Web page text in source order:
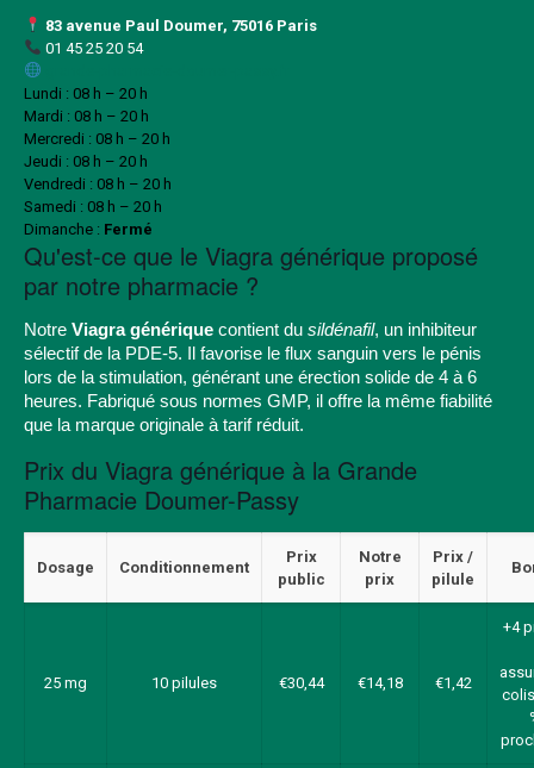
83 avenue Paul Doumer, 75016 Paris
01 45 25 20 54
Lundi : 08 h – 20 h
Mardi : 08 h – 20 h
Mercredi : 08 h – 20 h
Jeudi : 08 h – 20 h
Vendredi : 08 h – 20 h
Samedi : 08 h – 20 h
Dimanche : Fermé
Qu'est-ce que le Viagra générique proposé
par notre pharmacie ?
Notre Viagra générique contient du sildénafil, un inhibiteur
sélectif de la PDE-5. Il favorise le flux sanguin vers le pénis
lors de la stimulation, générant une érection solide de 4 à 6
heures. Fabriqué sous normes GMP, il offre la même fiabilité
que la marque originale à tarif réduit.
Prix du Viagra générique à la Grande
Pharmacie Doumer-Passy
Dosage Conditionnement
Prix
public
Notre
prix
Prix /
pilule
25 mg 10 pilules €30,44 €14,18 €1,42
+4